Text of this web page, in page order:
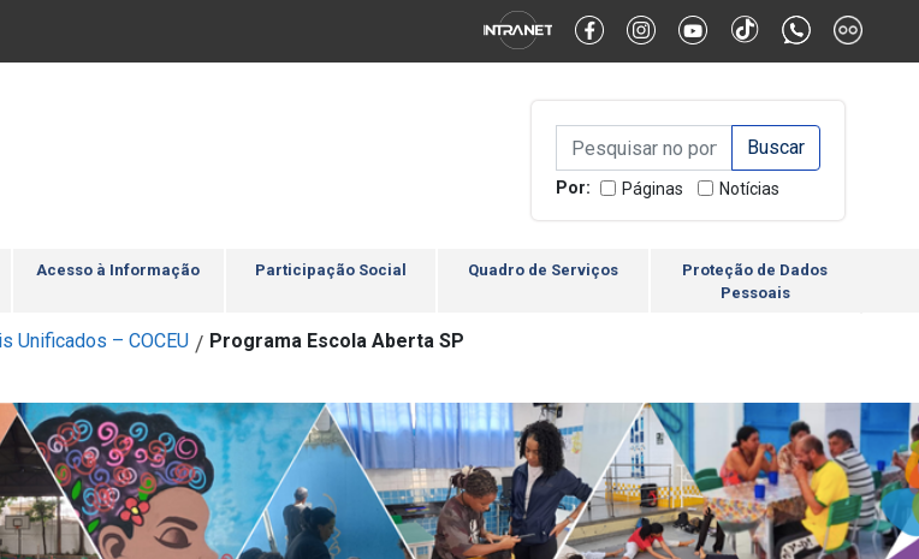
Alternar Alto Contraste Alternar Tamanho da Fonte
Campo de Busca de
Campo de Busca de informaçõesEnviar a Busca
Por: Páginas Notícias
Acesso à Informação Participação Social Quadro de Serviços
Proteção de Dados
Pessoais
Unificados – COCEU / Programa Escola Aberta SP